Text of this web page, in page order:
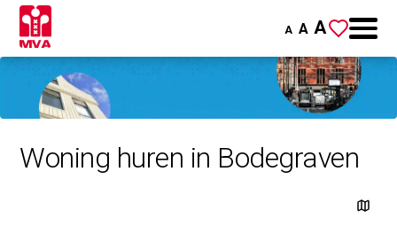
A A A
Woning huren in Bodegraven